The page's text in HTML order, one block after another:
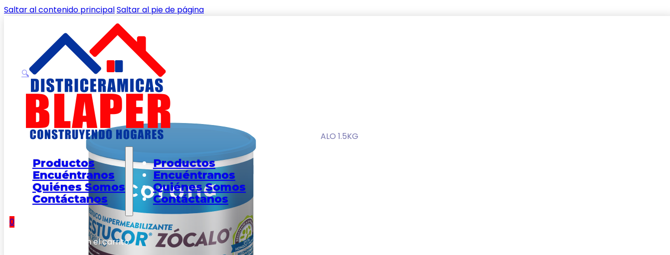
Saltar al contenido principalSaltar al pie de página
Productos
Encuéntranos
Quiénes Somos
Contáctanos
Productos
Encuéntranos
Quiénes Somos
Contáctanos
0
No hay productos en el carrito.
Inicio/Shop/PINTURA, ESTUCOS Y COMPLEMENTOS ESTUCOS ESTUCOR® ZÓCALO 1.5KG
🔍